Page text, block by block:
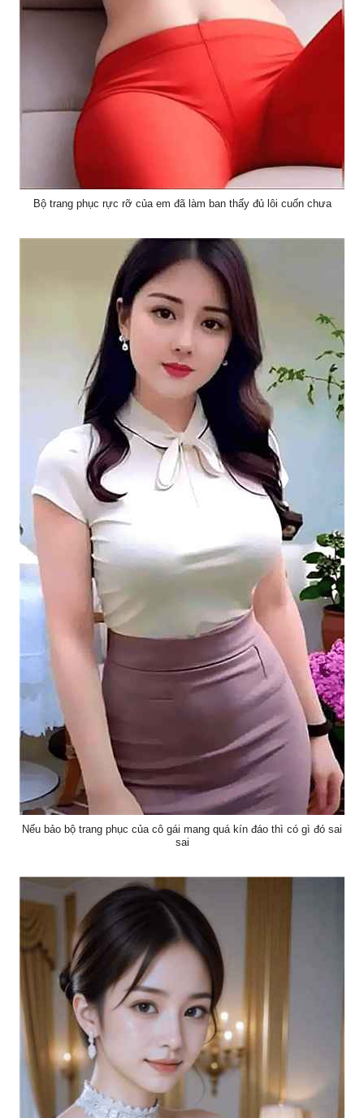
Bộ trang phục rực rỡ của em đã làm ban thấy đủ lôi cuốn chưa
Nếu bảo bộ trang phục của cô gái mang quá kín đáo thì có gì đó sai
sai